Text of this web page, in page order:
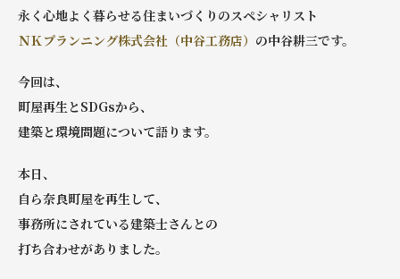
永く心地よく暮らせる住まいづくりのスペシャリスト
ＮＫプランニング株式会社（中谷工務店） の中谷耕三です。
今回は、
町屋再生とSDGsから、
建築と環境問題について語ります。
本日、
自ら奈良町屋を再生して、
事務所にされている建築士さんとの
打ち合わせがありました。